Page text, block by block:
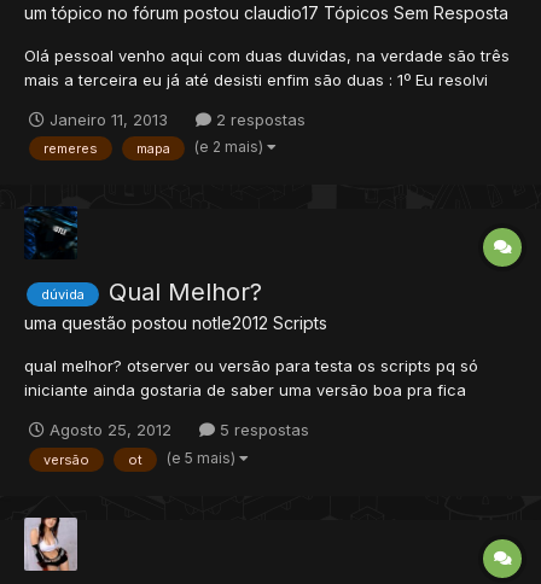
um tópico no fórum postou claudio17 Tópicos Sem Resposta
Olá pessoal venho aqui com duas duvidas, na verdade são três
mais a terceira eu já até desisti enfim são duas : 1º Eu resolvi
scripts tudo pronto só mexi mesmo com a aparência dele (e
também eu não fui lá na pasta word e editei no remeres eu...
Janeiro 11, 2013 2 respostas
remeres mapa (e 2 mais)
dúvida Qual Melhor?
uma questão postou notle2012 Scripts
qual melhor? otserver ou versão para testa os scripts pq só
iniciante ainda gostaria de saber uma versão boa pra fica
Agosto 25, 2012
5 respostas
versão ot (e 5 mais)